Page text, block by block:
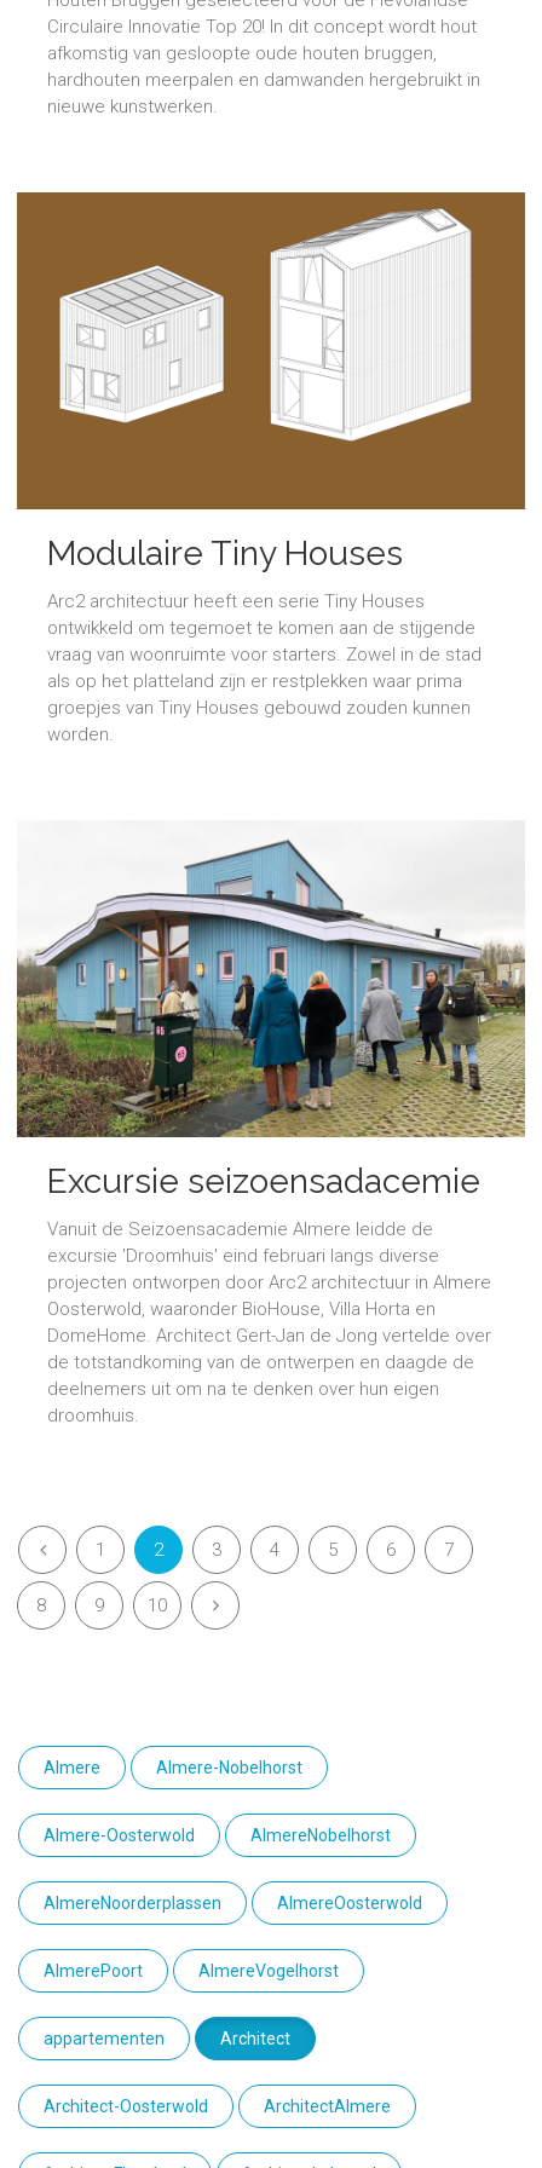
Circulaire Innovatie Top 20! In dit concept wordt hout
afkomstig van gesloopte oude houten bruggen,
hardhouten meerpalen en damwanden hergebruikt in
nieuwe kunstwerken.
Modulaire Tiny Houses
Arc2 architectuur heeft een serie Tiny Houses
ontwikkeld om tegemoet te komen aan de stijgende
vraag van woonruimte voor starters. Zowel in de stad
als op het platteland zijn er restplekken waar prima
groepjes van Tiny Houses gebouwd zouden kunnen
worden.
Excursie seizoensadacemie
Vanuit de Seizoensacademie Almere leidde de
excursie 'Droomhuis' eind februari langs diverse
projecten ontworpen door Arc2 architectuur in Almere
Oosterwold, waaronder BioHouse, Villa Horta en
DomeHome. Architect Gert-Jan de Jong vertelde over
de totstandkoming van de ontwerpen en daagde de
deelnemers uit om na te denken over hun eigen
droomhuis.
1 2 3 4 5 6 7
8 9 10
Almere Almere-Nobelhorst
Almere-Oosterwold AlmereNobelhorst
AlmereNoorderplassen AlmereOosterwold
AlmerePoort AlmereVogelhorst
appartementen Architect
Architect-Oosterwold ArchitectAlmere